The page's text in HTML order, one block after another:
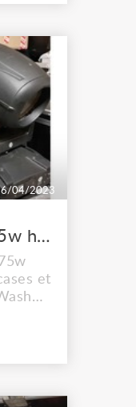
pour
des
04/2023
Lyre Dts XR8 575w hdmi
et
une